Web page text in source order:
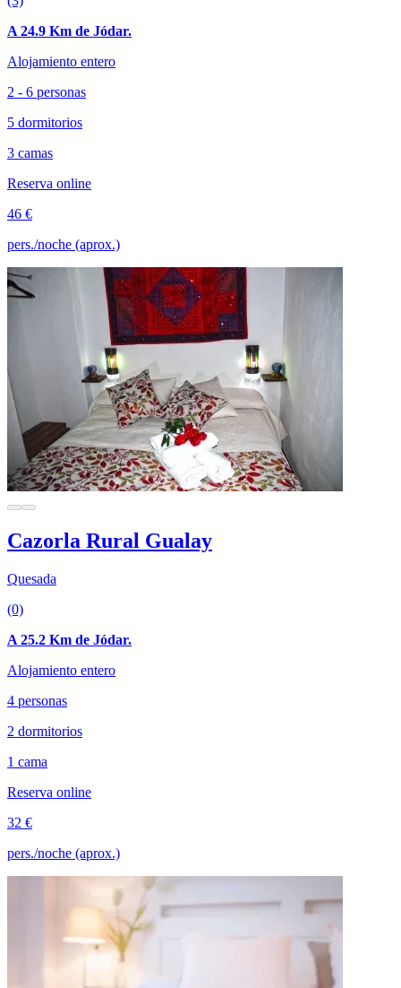
A 24.9 Km de Jódar.
Alojamiento entero
2 - 6 personas
5 dormitorios
3 camas
Reserva online
46 €
pers./noche (aprox.)
Cazorla Rural Gualay
Quesada
(0)
A 25.2 Km de Jódar.
Alojamiento entero
4 personas
2 dormitorios
1 cama
Reserva online
32 €
pers./noche (aprox.)